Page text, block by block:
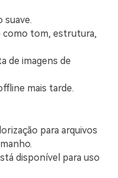
suave.
tom, estrutura,
de imagens de
mais tarde.
para arquivos
disponível para uso